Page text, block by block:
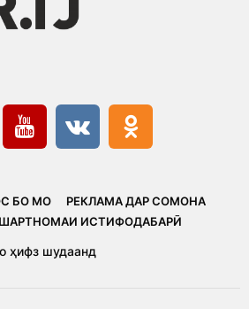
БО МО
РЕКЛАМА ДАР СОМОНА
ШАРТНОМАИ ИСТИФОДАБАРӢ
ҳифз шудаанд